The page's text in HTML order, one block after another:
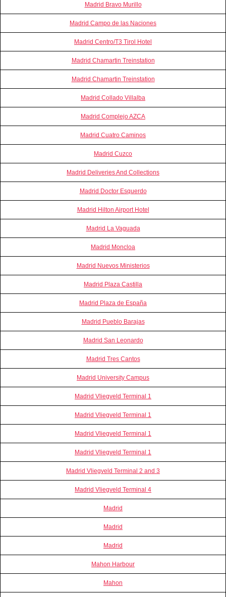
Madrid Bravo Murillo
Madrid Campo de las Naciones
Madrid Centro/T3 Tirol Hotel
Madrid Chamartin Treinstation
Madrid Chamartin Treinstation
Madrid Collado Villalba
Madrid Complejo AZCA
Madrid Cuatro Caminos
Madrid Cuzco
Madrid Deliveries And Collections
Madrid Doctor Esquerdo
Madrid Hilton Airport Hotel
Madrid La Vaguada
Madrid Moncloa
Madrid Nuevos Ministerios
Madrid Plaza Castilla
Madrid Plaza de España
Madrid Pueblo Barajas
Madrid San Leonardo
Madrid Tres Cantos
Madrid University Campus
Madrid Vliegveld Terminal 1
Madrid Vliegveld Terminal 1
Madrid Vliegveld Terminal 1
Madrid Vliegveld Terminal 1
Madrid Vliegveld Terminal 2 and 3
Madrid Vliegveld Terminal 4
Madrid
Madrid
Madrid
Mahon Harbour
Mahon